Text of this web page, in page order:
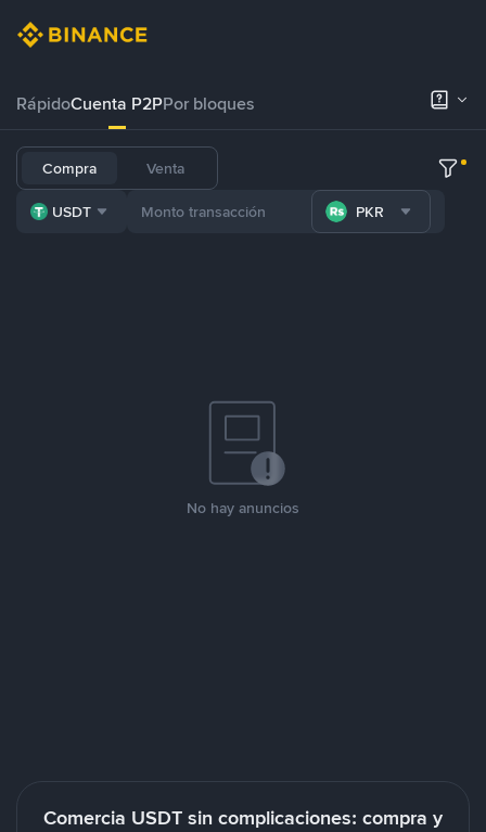
RápidoCuenta P2PPor bloques
Compra Venta
USDT PKR
No hay anuncios
Comercia USDT sin complicaciones: compra y